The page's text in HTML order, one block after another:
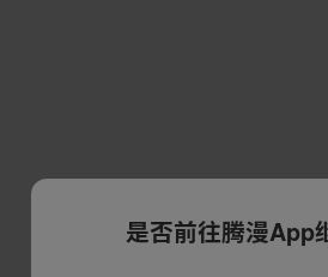
是否前往腾漫App